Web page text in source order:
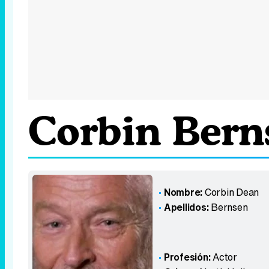
Corbin
Nombre:Corbin Dean
Apellidos:Bernsen
Profesión:Actor